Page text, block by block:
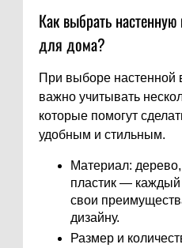
Как выбрать
для дома?
При выборе настенной
важно учитывать
которые помогут
удобным и стильным.
Материал:
пластик —
свои
дизайну.
Размер и